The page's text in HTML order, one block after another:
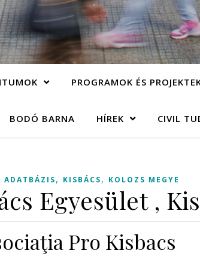
PROGRAMOK ÉS
BODÓ BARNA HÍREK CIVIL
ADATBÁZIS, KISBÁCS, KOLOZS MEGYE
Egyesület ,
Pro Kisbacs